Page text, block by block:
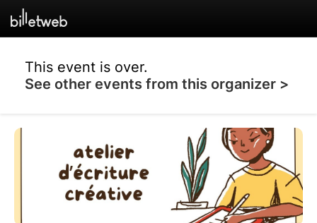
This event is over.
See other events from this organizer >